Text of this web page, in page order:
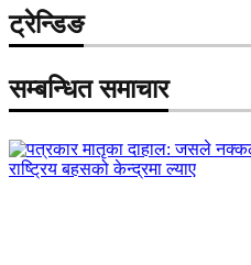
ट्रेन्डिङ
सम्बन्धित समाचार